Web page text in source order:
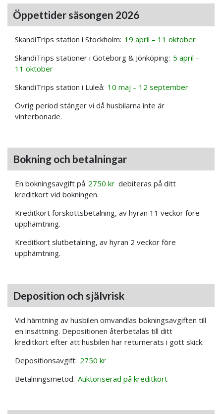
Öppettider säsongen 2026
SkandiTrips station i Stockholm: 19 april – 11 oktober
SkandiTrips stationer i Göteborg & Jönköping: 5 april –
11 oktober
SkandiTrips station i Luleå: 10 maj – 12 september
Övrig period stänger vi då husbilarna inte är
vinterbonade.
Bokning och betalningar
En bokningsavgift på 2750 kr debiteras på ditt
kreditkort vid bokningen.
Kreditkort förskottsbetalning, av hyran 11 veckor före
upphämtning.
Kreditkort slutbetalning, av hyran 2 veckor före
upphämtning.
Deposition och självrisk
Vid hämtning av husbilen omvandlas bokningsavgiften till
en insättning. Depositionen återbetalas till ditt
kreditkort efter att husbilen har returnerats i gott skick.
Depositionsavgift: 2750 kr
Betalningsmetod: Auktoriserad på kreditkort